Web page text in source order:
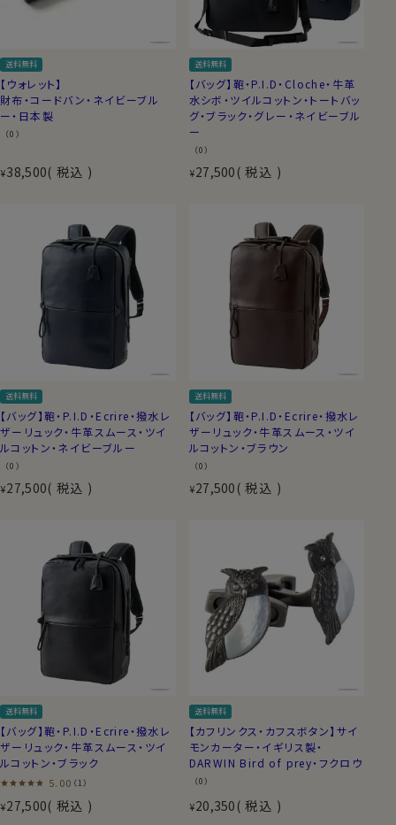
送料無料
【ウォレット】
財布・コードバン・ネイビーブル
ー・日本製
（0）
¥38,500 税込
送料無料
【バッグ】鞄・P.I.D・Cloche・牛革
水シボ・ツイルコットン・トートバッ
グ・ブラック・グレー・ネイビーブル
ー
（0）
¥27,500 税込
送料無料
【バッグ】鞄・P.I.D・Ecrire・撥水レ
ザーリュック・牛革スムース・ツイ
ルコットン・ネイビーブルー
（0）
¥27,500 税込
送料無料
【バッグ】鞄・P.I.D・Ecrire・撥水レ
ザーリュック・牛革スムース・ツイ
ルコットン・ブラウン
（0）
¥27,500 税込
送料無料
【バッグ】鞄・P.I.D・Ecrire・撥水レ
ザーリュック・牛革スムース・ツイ
ルコットン・ブラック
5.00 （1）
¥27,500 税込
送料無料
【カフリンクス・カフスボタン】サイ
モンカーター・イギリス製・
DARWIN Bird of prey・フクロウ
（0）
¥20,350 税込